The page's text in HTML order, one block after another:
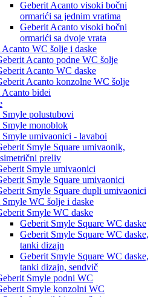
Geberit Acanto visoki bočni
ormarići sa jednim vratima
Geberit Acanto visoki bočni
ormarići sa dvoje vrata
Acanto WC šolje i daske
Acanto podne WC šolje
Acanto WC daske
Acanto konzolne WC šolje
Acanto bidei
Smyle polustubovi
Smyle monoblok
Smyle umivaonici - lavaboi
Smyle Square umivaonik,
preliv
Smyle umivaonici
Smyle Square umivaonici
Smyle Square dupli umivaonici
Smyle WC šolje i daske
Smyle WC daske
Geberit Smyle Square WC daske
Geberit Smyle Square WC daske,
tanki dizajn
Geberit Smyle Square WC daske,
tanki dizajn, sendvič
Smyle podni WC
Smyle konzolni WC